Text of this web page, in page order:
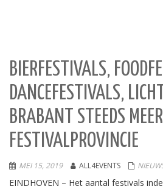
BIERFESTIVALS,
DANCEFESTIVALS,
BRABANT STEEDS MEER
FESTIVALPROVINCIE
MEI 15, 2019 ALL4EVENTS
EINDHOVEN – Het aantal festivals